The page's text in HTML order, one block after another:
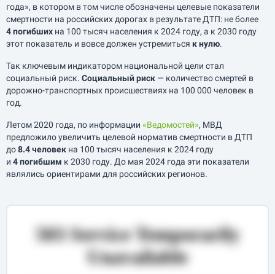
года», в котором в том числе обозначены целевые показатели
смертности на российских дорогах в результате ДТП: не более
4 погибших на 100 тысяч населения к 2024 году, а к 2030 году
этот показатель и вовсе должен устремиться к нулю.
Так ключевым индикатором национальной цели стал
социальный риск. Социальный риск — количество смертей в
дорожно-транспортных происшествиях на 100 000 человек в
год.
Летом 2020 года, по информации «Ведомостей», МВД
предложило увеличить целевой норматив смертности в ДТП
до8.4 человек на 100 тысяч населения к 2024 году
и 4 погибшим к 2030 году. До мая 2024 года эти показатели
являлись ориентирами для российских регионов.